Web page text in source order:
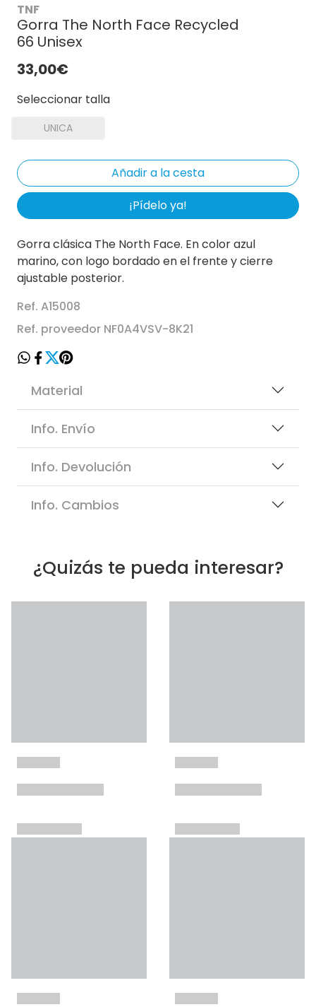
TNF
Gorra The North Face Recycled
66 Unisex
33,00€
Seleccionar talla
UNICA
¡Pídelo ya!
Gorra clásica The North Face. En color azul
marino, con logo bordado en el frente y cierre
ajustable posterior.
Ref. A15008
Ref. proveedor NF0A4VSV-8K21
Material
Info. Envío
Info. Devolución
Info. Cambios
¿Quizás te pueda interesar?